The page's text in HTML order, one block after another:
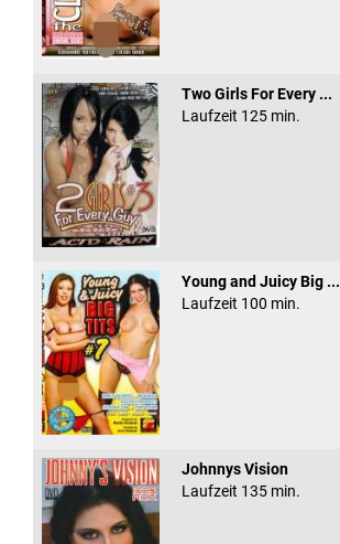
Two Girls For Every ...
Laufzeit 125 min.
Young and Juicy Big ...
Laufzeit 100 min.
Johnnys Vision
Laufzeit 135 min.